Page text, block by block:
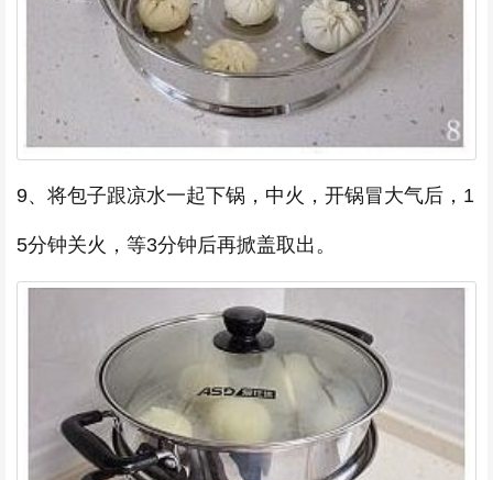
9、将包子跟凉水一起下锅，中火，开锅冒大气后，1
5分钟关火，等3分钟后再掀盖取出。